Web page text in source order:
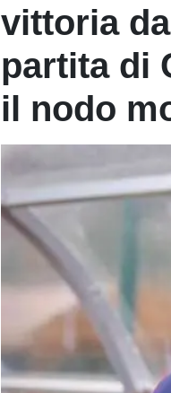
vittoria
partita di
il nodo